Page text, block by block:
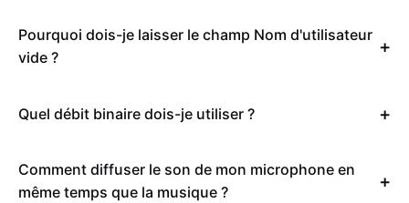
Pourquoi dois-je laisser le champ Nom d'utilisateur
vide ?
Quel débit binaire dois-je utiliser ?
Comment diffuser le son de mon microphone en
même temps que la musique ?